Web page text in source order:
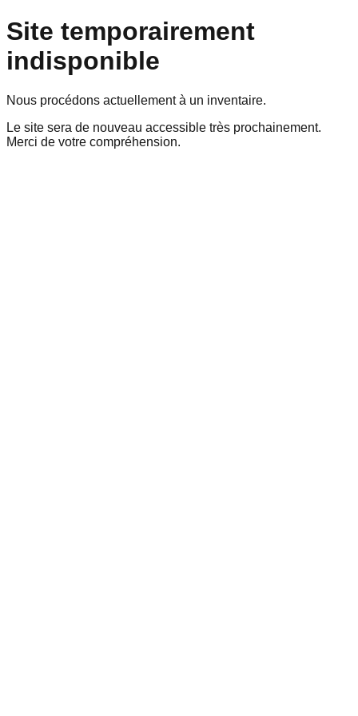
Site temporairement
indisponible
Nous procédons actuellement à un inventaire.
Le site sera de nouveau accessible très prochainement.
Merci de votre compréhension.